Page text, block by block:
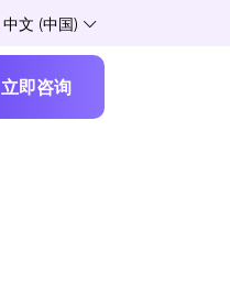
中文 (中国)
立即咨询